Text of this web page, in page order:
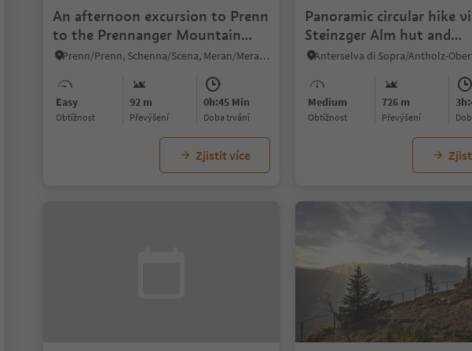
An afternoon excursion to Prenn
to the Prennanger Mountain
Lodge
Prenn/Prenn, Schenna/Scena, Meran/Merano and environs
Easy
Obtížnost
92 m
Převýšení
0h:45 Min
doba trvání
Zjistit více
Panoramic circular hike
Steinzger Alm hut and
Vogelgrand to Staller
Medium
Obtížnost
726 m
Převýšení